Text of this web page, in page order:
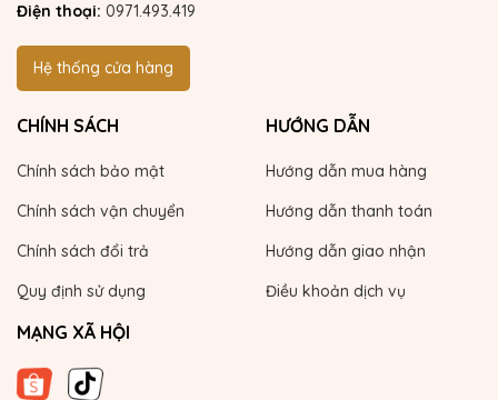
Điện thoại: 0971.493.419
Hệ thống cửa hàng
CHÍNH SÁCH
Chính sách bảo mật
Chính sách vận chuyển
Chính sách đổi trả
Quy định sử dụng
HƯỚNG DẪN
Hướng dẫn mua hàng
Hướng dẫn thanh toán
Hướng dẫn giao nhận
Điều khoản dịch vụ
MẠNG XÃ HỘI